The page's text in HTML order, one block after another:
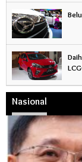
Nasional